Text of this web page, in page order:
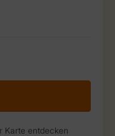
Karte entdecken